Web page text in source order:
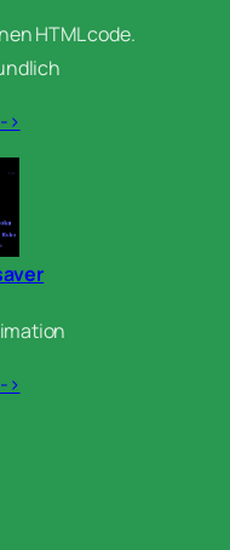
HTML code.
>
>